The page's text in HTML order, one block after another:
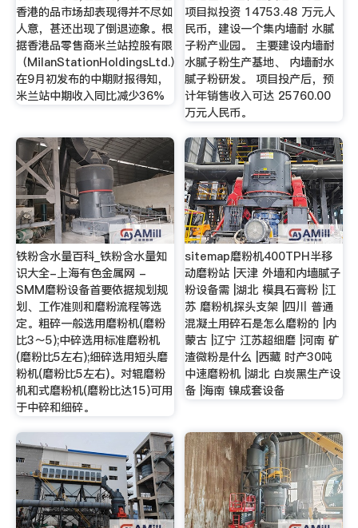
香港的品市场却表现得并不尽如
人意，甚还出现了倒退迹象。根
据香港品零售商米兰站控股有限
（MilanStationHoldingsLtd.）
在9月初发布的中期财报得知，
米兰站中期收入同比减少36%
项目拟投资 14753.48 万元人
民币，建设一个集内墙耐 水腻
子粉产业园。 主要建设内墙耐
水腻子粉生产基地、 内墙耐水
腻子粉研发。 项目投产后，预
计年销售收入可达 25760.00
万元人民币。
铁粉含水量百科_铁粉含水量知
识大全-上海有色金属网 -
SMM磨粉设备首要依据规划规
划、工作准则和磨粉流程等选
定。粗碎一般选用磨粉机(磨粉
比3～5);中碎选用标准磨粉机
(磨粉比5左右);细碎选用短头磨
粉机(磨粉比5左右)。对辊磨粉
机和式磨粉机(磨粉比达15)可用
于中碎和细碎。
sitemap磨粉机400TPH半移
动磨粉站 |天津 外墙和内墙腻子
粉设备需 |湖北 模具石膏粉 |江
苏 磨粉机探头支架 |四川 普通
混凝土用碎石是怎么磨粉的 |内
蒙古 |辽宁 江苏超细磨 |河南 矿
渣微粉是什么 |西藏 时产30吨
中速磨粉机 |湖北 白炭黑生产设
备 |海南 镍成套设备